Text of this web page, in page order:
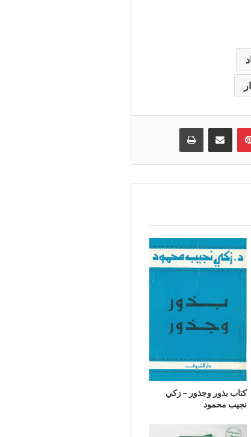
بينتيريستمشاركة عبر البريد طباعة
كتاب بذور وجذور – زكي
نجيب محمود